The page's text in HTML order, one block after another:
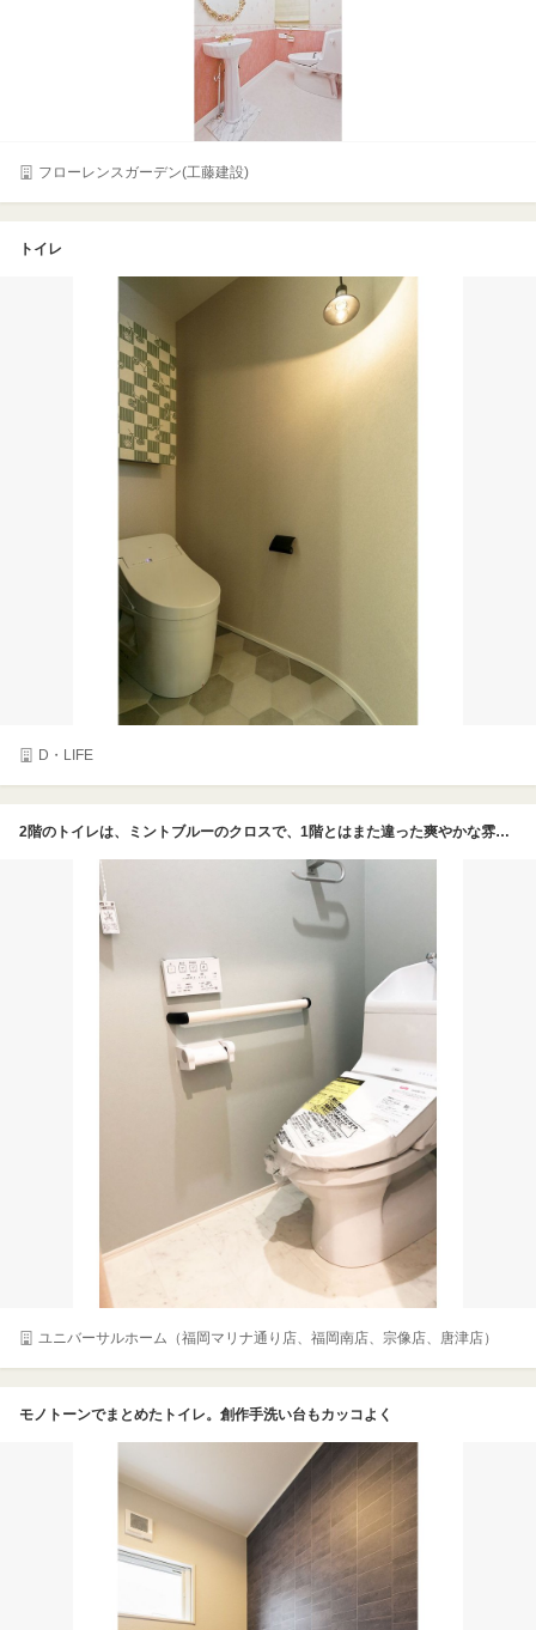
フローレンスガーデン(工藤建設)
トイレ
D・LIFE
2階のトイレは、ミントブルーのクロスで、1階とはまた違った爽やかな雰囲気
ユニバーサルホーム（福岡マリナ通り店、福岡南店、宗像店、唐津店）
モノトーンでまとめたトイレ。創作手洗い台もカッコよく